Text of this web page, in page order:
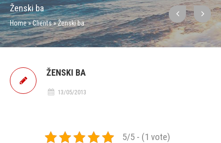
Ženski ba
Home»Clients»Ženski ba
ŽENSKI BA
13/05/2013
5/5 - (1 vote)